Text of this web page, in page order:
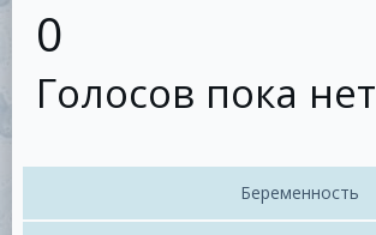
0
Голосов пока нет
Беременность